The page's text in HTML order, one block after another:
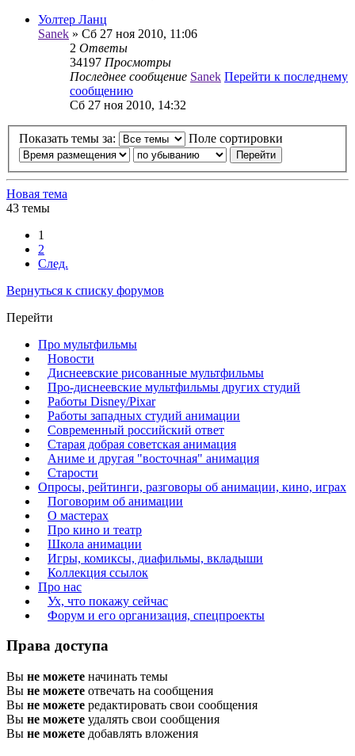
Уолтер Ланц
Sanek » Сб 27 ноя 2010, 11:06
2 Ответы
34197 Просмотры
Последнее сообщение Sanek Перейти к последнему
сообщению
Сб 27 ноя 2010, 14:32
Показать темы за: Поле сортировки
Новая тема
43 темы
1
2
След.
Вернуться к списку форумов
Перейти
Про мультфильмы
Новости
Диснеевские рисованные мультфильмы
Про-диснеевские мультфильмы других студий
Работы Disney/Pixar
Работы западных студий анимации
Современный российский ответ
Старая добрая советская анимация
Аниме и другая "восточная" анимация
Старости
Опросы, рейтинги, разговоры об анимации, кино, играх
Поговорим об анимации
О мастерах
Про кино и театр
Школа анимации
Игры, комиксы, диафильмы, вкладыши
Коллекция ссылок
Про нас
Ух, что покажу сейчас
Форум и его организация, спецпроекты
Права доступа
Вы не можете начинать темы
Вы не можете отвечать на сообщения
Вы не можете редактировать свои сообщения
Вы не можете удалять свои сообщения
Вы не можете добавлять вложения